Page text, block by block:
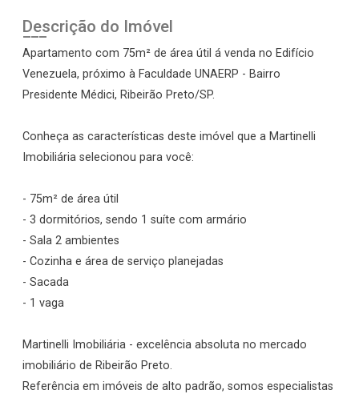
Descrição do Imóvel
Apartamento com 75m² de área útil á venda no Edifício
Venezuela, próximo à Faculdade UNAERP - Bairro
Presidente Médici, Ribeirão Preto/SP.
Conheça as características deste imóvel que a Martinelli
Imobiliária selecionou para você:
- 75m² de área útil
- 3 dormitórios, sendo 1 suíte com armário
- Sala 2 ambientes
- Cozinha e área de serviço planejadas
- Sacada
- 1 vaga
Martinelli Imobiliária - excelência absoluta no mercado
imobiliário de Ribeirão Preto.
Referência em imóveis de alto padrão, somos especialistas